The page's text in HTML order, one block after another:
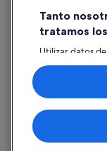
Utilizar un cupón de
Documentos para
© 2026 Expedia,
derechos
comerciales o
Tanto
tratamos
Utilizar datos
activamente
identificación.
y/o acceder a
medición de
audiencia y
Lista de